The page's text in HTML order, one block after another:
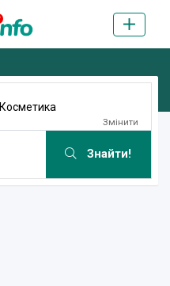
Косметика
Змінити
Знайти!